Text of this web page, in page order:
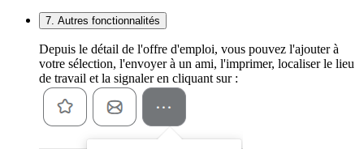
7. Autres fonctionnalités
Depuis le détail de l'offre d'emploi, vous pouvez l'ajouter à
votre sélection, l'envoyer à un ami, l'imprimer, localiser le lieu
de travail et la signaler en cliquant sur :